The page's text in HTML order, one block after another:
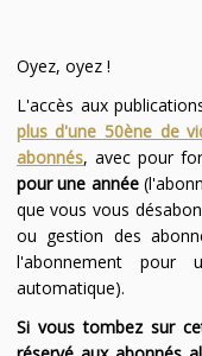
Oyez, oyez !
L'accès aux
plus d'une 50ène de
abonnés, avec pour
pour une année
que vous vous
ou gestion des
l'abonnement pour
automatique).
Si vous tombez sur